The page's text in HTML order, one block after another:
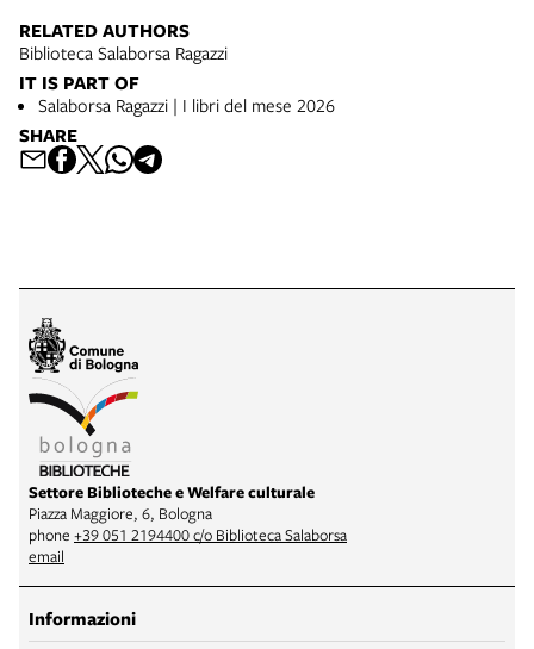
RELATED AUTHORS
Biblioteca Salaborsa Ragazzi
IT IS PART OF
Salaborsa Ragazzi | I libri del mese 2026
SHARE
Settore Biblioteche e Welfare culturale
Piazza Maggiore, 6, Bologna
phone +39 051 2194400 c/o Biblioteca Salaborsa
email
Informazioni